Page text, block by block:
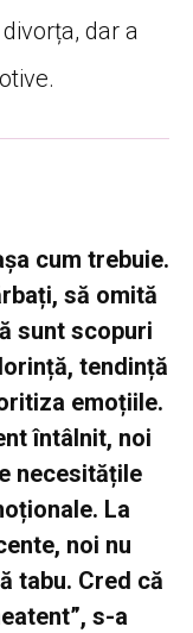
dar a
cum trebuie.
să omită
sunt scopuri
tendință
emoțiile.
întâlnit, noi
necesitățile
La
noi nu
tabu. Cred că
s-a